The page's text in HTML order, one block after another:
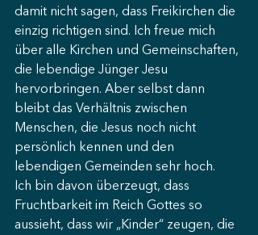
damit nicht sagen, dass Freikirchen die
einzig richtigen sind. Ich freue mich
über alle Kirchen und Gemeinschaften,
die lebendige Jünger Jesu
hervorbringen. Aber selbst dann
bleibt das Verhältnis zwischen
Menschen, die Jesus noch nicht
persönlich kennen und den
lebendigen Gemeinden sehr hoch.
Ich bin davon überzeugt, dass
Fruchtbarkeit im Reich Gottes so
aussieht, dass wir „Kinder“ zeugen, die